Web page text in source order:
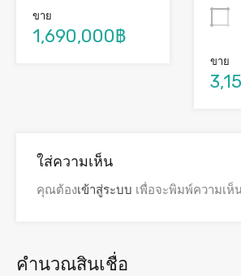
ขาย
1,690,000฿
ขาย
ใส่ความเห็น
คุณต้องเข้าสู่ระบบ เพื่อจะพิมพ์ความเห็
คำนวณสินเชื่อ